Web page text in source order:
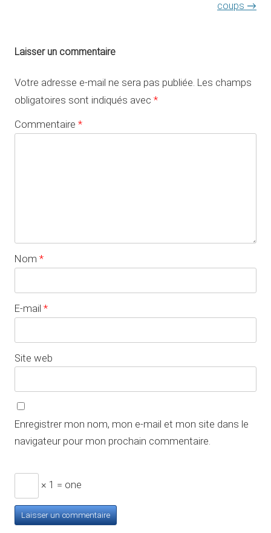
coups →
Laisser un commentaire
Votre adresse e-mail ne sera pas publiée. Les champs
obligatoires sont indiqués avec *
Commentaire *
Nom *
E-mail *
Site web
Enregistrer mon nom, mon e-mail et mon site dans le
navigateur pour mon prochain commentaire.
× 1 = one